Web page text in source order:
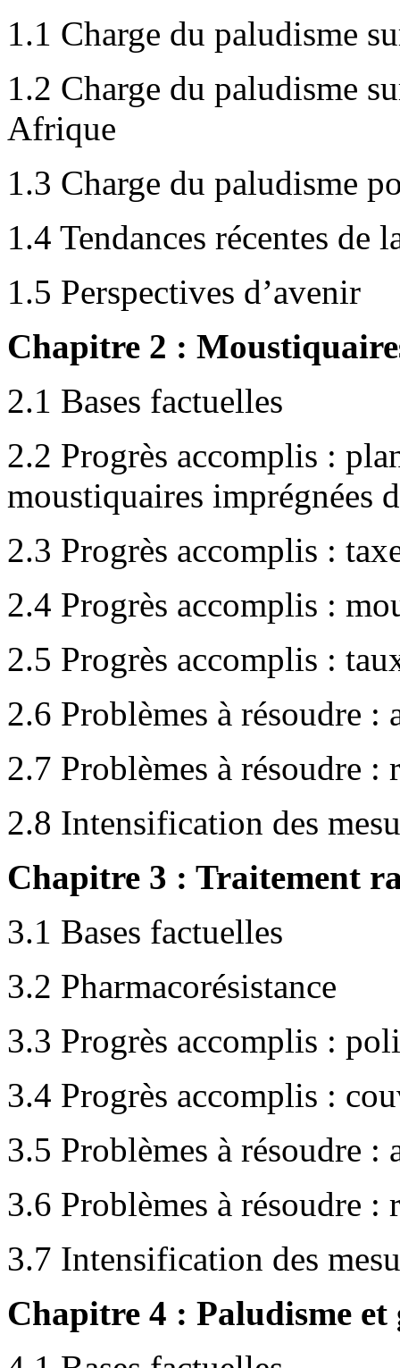
1.1 Charge du paludisme
1.2 Charge du paludisme
Afrique
1.3 Charge du paludisme
1.4 Tendances récentes de
1.5 Perspectives d’avenir
Chapitre 2 :
2.1 Bases factuelles
2.2 Progrès accomplis :
moustiquaires imprégnées
2.3 Progrès accomplis :
2.4 Progrès accomplis :
2.5 Progrès accomplis :
2.6 Problèmes à résoudre
2.7 Problèmes à résoudre
2.8 Intensification des
Chapitre 3 : Traitement
3.1 Bases factuelles
3.2 Pharmacorésistance
3.3 Progrès accomplis :
3.4 Progrès accomplis :
3.5 Problèmes à résoudre
3.6 Problèmes à résoudre
3.7 Intensification des
Chapitre 4 : Paludisme et